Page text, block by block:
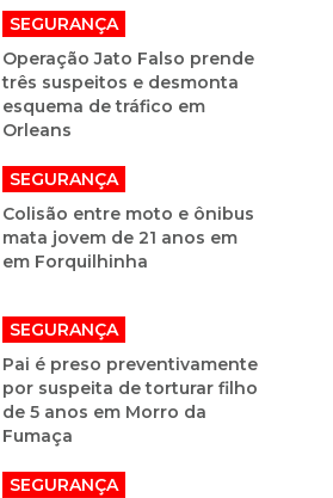
SEGURANÇA
Operação Jato Falso prende
três suspeitos e desmonta
esquema de tráfico em
Orleans
SEGURANÇA
Colisão entre moto e ônibus
mata jovem de 21 anos em
em Forquilhinha
SEGURANÇA
Pai é preso preventivamente
por suspeita de torturar filho
de 5 anos em Morro da
Fumaça
SEGURANÇA